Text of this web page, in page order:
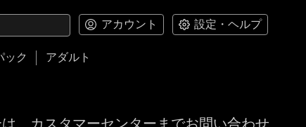
アカウント 設定・ヘルプ
ック アダルト
、カスタマーセンターまでお問い合わせ